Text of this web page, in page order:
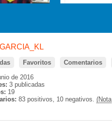
Favoritos Comentarios
de 2016
3 publicadas
19
83 positivos, 10 negativos. (Nota